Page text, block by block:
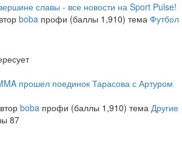
славы - все новости на Sport Pulse!
boba профи (баллы 1,910) тема Футбол
прошел поединок Тарасова с Артуром
boba профи (баллы 1,910) тема Другие
87